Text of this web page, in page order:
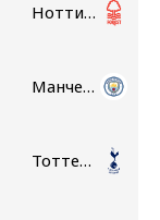
Ноттингем Форест
Манчестер Сити
Тоттенхэм